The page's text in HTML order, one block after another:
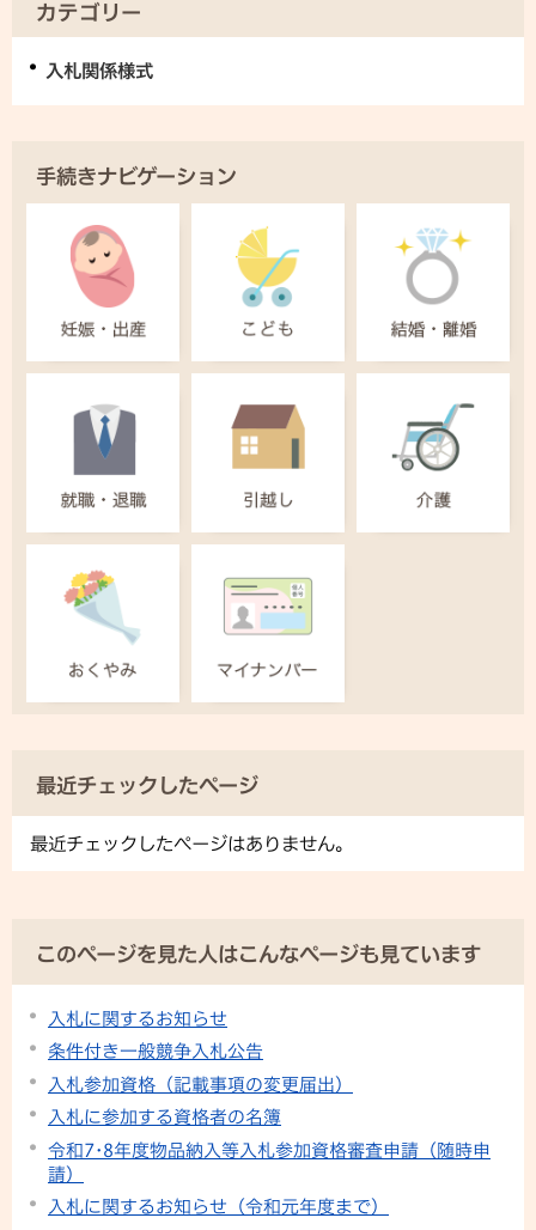
カテゴリー
入札関係様式
手続きナビゲーション
最近チェックしたページ
最近チェックしたページはありません。
このページを見た人はこんなページも見ています
入札に関するお知らせ
条件付き一般競争入札公告
入札参加資格（記載事項の変更届出）
入札に参加する資格者の名簿
令和7･8年度物品納入等入札参加資格審査申請（随時申
請）
入札に関するお知らせ（令和元年度まで）